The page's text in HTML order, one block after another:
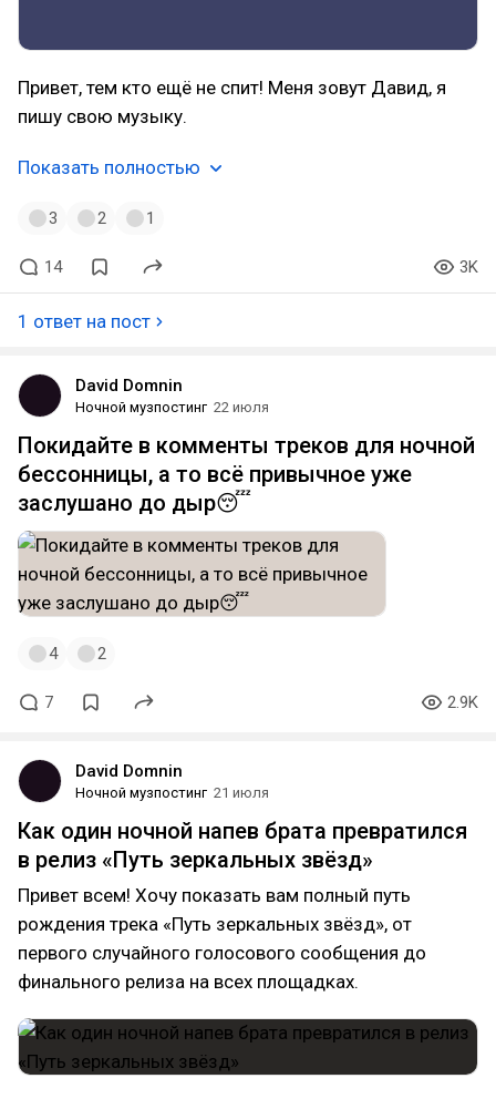
Привет, тем кто ещё не спит! Меня зовут Давид, я
пишу свою музыку.
Показать полностью
3 2 1
14 3K
1 ответ на пост
David Domnin
Ночной музпостинг 22 июля
Покидайте в комменты треков для ночной
бессонницы, а то всё привычное уже
заслушано до дыр😴
4 2
7 2.9K
David Domnin
Ночной музпостинг 21 июля
Как один ночной напев брата превратился
в релиз «Путь зеркальных звёзд»
Привет всем! Хочу показать вам полный путь
рождения трека «Путь зеркальных звёзд», от
первого случайного голосового сообщения до
финального релиза на всех площадках.